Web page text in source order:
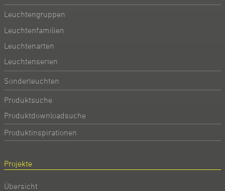
Leuchtengruppen
Leuchtenfamilien
Leuchtenarten
Leuchtenserien
Sonderleuchten
Produktsuche
Produktdownloadsuche
Produktinspirationen
Projekte
Übersicht